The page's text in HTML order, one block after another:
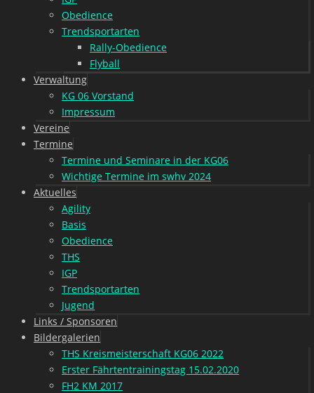
Obedience
Trendsportarten
Rally-Obedience
Flyball
Verwaltung
KG 06 Vorstand
Impressum
Vereine
Termine
Termine und Seminare in der KG06
Wichtige Termine im swhv 2024
Aktuelles
Agility
Basis
Obedience
THS
IGP
Trendsportarten
Jugend
Links / Sponsoren
Bildergalerien
THS Kreismeisterschaft KG06 2022
Erster Fährtentrainingstag 15.02.2020
FH2 KM 2017